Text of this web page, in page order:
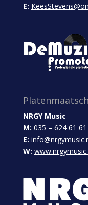
E:
NRGY Music
M: 035 – 624 61 61
E:
W: